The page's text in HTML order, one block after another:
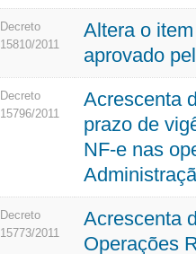
Decreto
15810/2011
Altera o
aprovado
Decreto
15796/2011
Acrescenta
prazo de
NF-e nas
Decreto
15773/2011
Acrescenta
Operações